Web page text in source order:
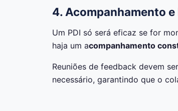
4. Acompanhamento e
Um PDI só será eficaz se for
haja um acompanhamento
Reuniões de feedback devem
necessário, garantindo que o